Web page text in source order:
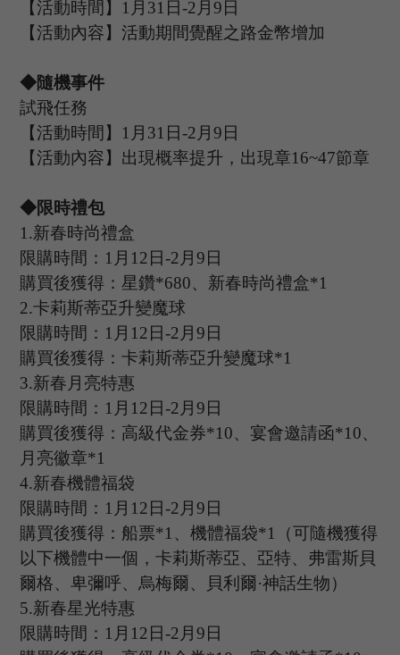
【活動時間】 1 月 31 日-2月9 日
【活動內容】活動期間覺醒之路金幣增加
◆隨機事件
試飛任務
【活動時間】 1 月 31 日-2月9 日
【活動內容】出現概率提升，出現章16~47節章
◆限時禮包
1.新春時尚禮盒
限購時間： 1 月 12 日-2月9 日
購買後獲得：星鑽*680、新春時尚禮盒*1
2.卡莉斯蒂亞升變魔球
限購時間： 1 月 12 日-2月9 日
購買後獲得：卡莉斯蒂亞升變魔球*1
3.新春月亮特惠
限購時間： 1 月 12 日-2月9 日
購買後獲得：高級代金券*10、宴會邀請函*10、
月亮徽章*1
4.新春機體福袋
限購時間： 1 月 12 日-2月9 日
購買後獲得：船票*1、機體福袋*1
（可隨機獲得
以下機體中一個，卡莉斯蒂亞、亞特、弗雷斯貝
爾格、卑彌呼、烏梅爾、貝利爾·神話生物）
5.新春星光特惠
限購時間： 1 月 12 日-2月9 日